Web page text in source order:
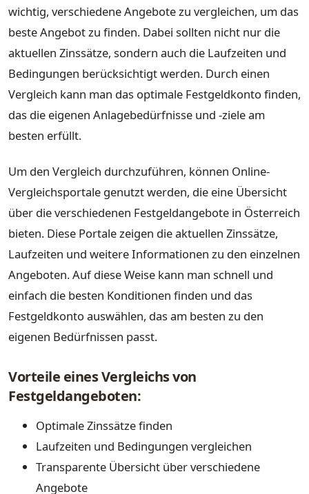
wichtig, verschiedene Angebote zu vergleichen, um das
beste Angebot zu finden. Dabei sollten nicht nur die
aktuellen Zinssätze, sondern auch die Laufzeiten und
Bedingungen berücksichtigt werden. Durch einen
Vergleich kann man das optimale Festgeldkonto finden,
das die eigenen Anlagebedürfnisse und -ziele am
besten erfüllt.
Um den Vergleich durchzuführen, können Online-
Vergleichsportale genutzt werden, die eine Übersicht
über die verschiedenen Festgeldangebote in Österreich
bieten. Diese Portale zeigen die aktuellen Zinssätze,
Laufzeiten und weitere Informationen zu den einzelnen
Angeboten. Auf diese Weise kann man schnell und
einfach die besten Konditionen finden und das
Festgeldkonto auswählen, das am besten zu den
eigenen Bedürfnissen passt.
Vorteile eines Vergleichs von
Festgeldangeboten:
Optimale Zinssätze finden
Laufzeiten und Bedingungen vergleichen
Transparente Übersicht über verschiedene
Angebote